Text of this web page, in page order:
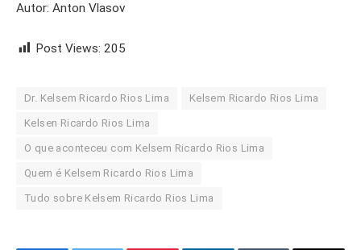
Autor: Anton Vlasov
Post Views: 205
Dr. Kelsem Ricardo Rios Lima Kelsem Ricardo Rios Lima
Kelsen Ricardo Rios Lima
O que aconteceu com Kelsem Ricardo Rios Lima
Quem é Kelsem Ricardo Rios Lima
Tudo sobre Kelsem Ricardo Rios Lima